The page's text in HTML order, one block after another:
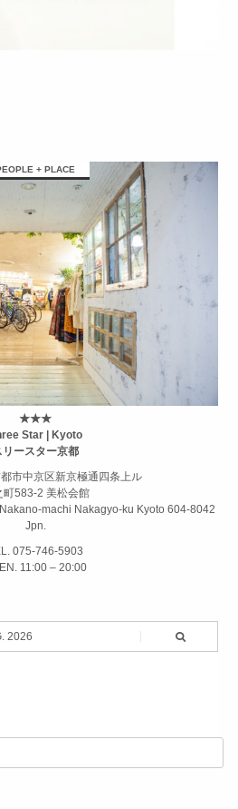
+ PLACE
★★★
Star | Kyoto
リースター京都
市中京区新京極通四条上ル
町583-2 美松会館
machi Nakagyo-ku Kyoto 604-8042
Jpn.
075-746-5903
11:00 – 20:00
2026